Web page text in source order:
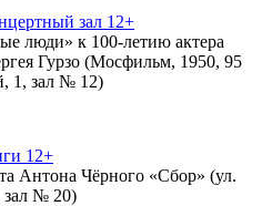
зал 12+
люди» к 100-летию актера
Гурзо (Мосфильм, 1950, 95
1, зал № 12)
12+
Антона Чёрного «Сбор» (ул.
зал № 20)